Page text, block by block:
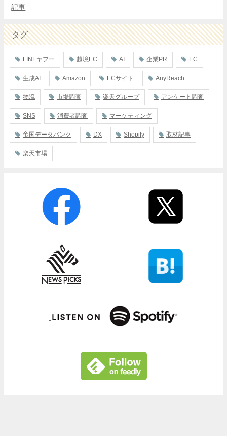
記事
タグ
LINEヤフー 越境EC AI 企業PR EC
生成AI Amazon ECサイト AnyReach
物流 市場調査 楽天グループ アンケート調査
SNS 消費者調査 マーケティング
帝国データバンク DX Shopify 取材記事
楽天市場